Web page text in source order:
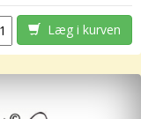
Læg i kurven